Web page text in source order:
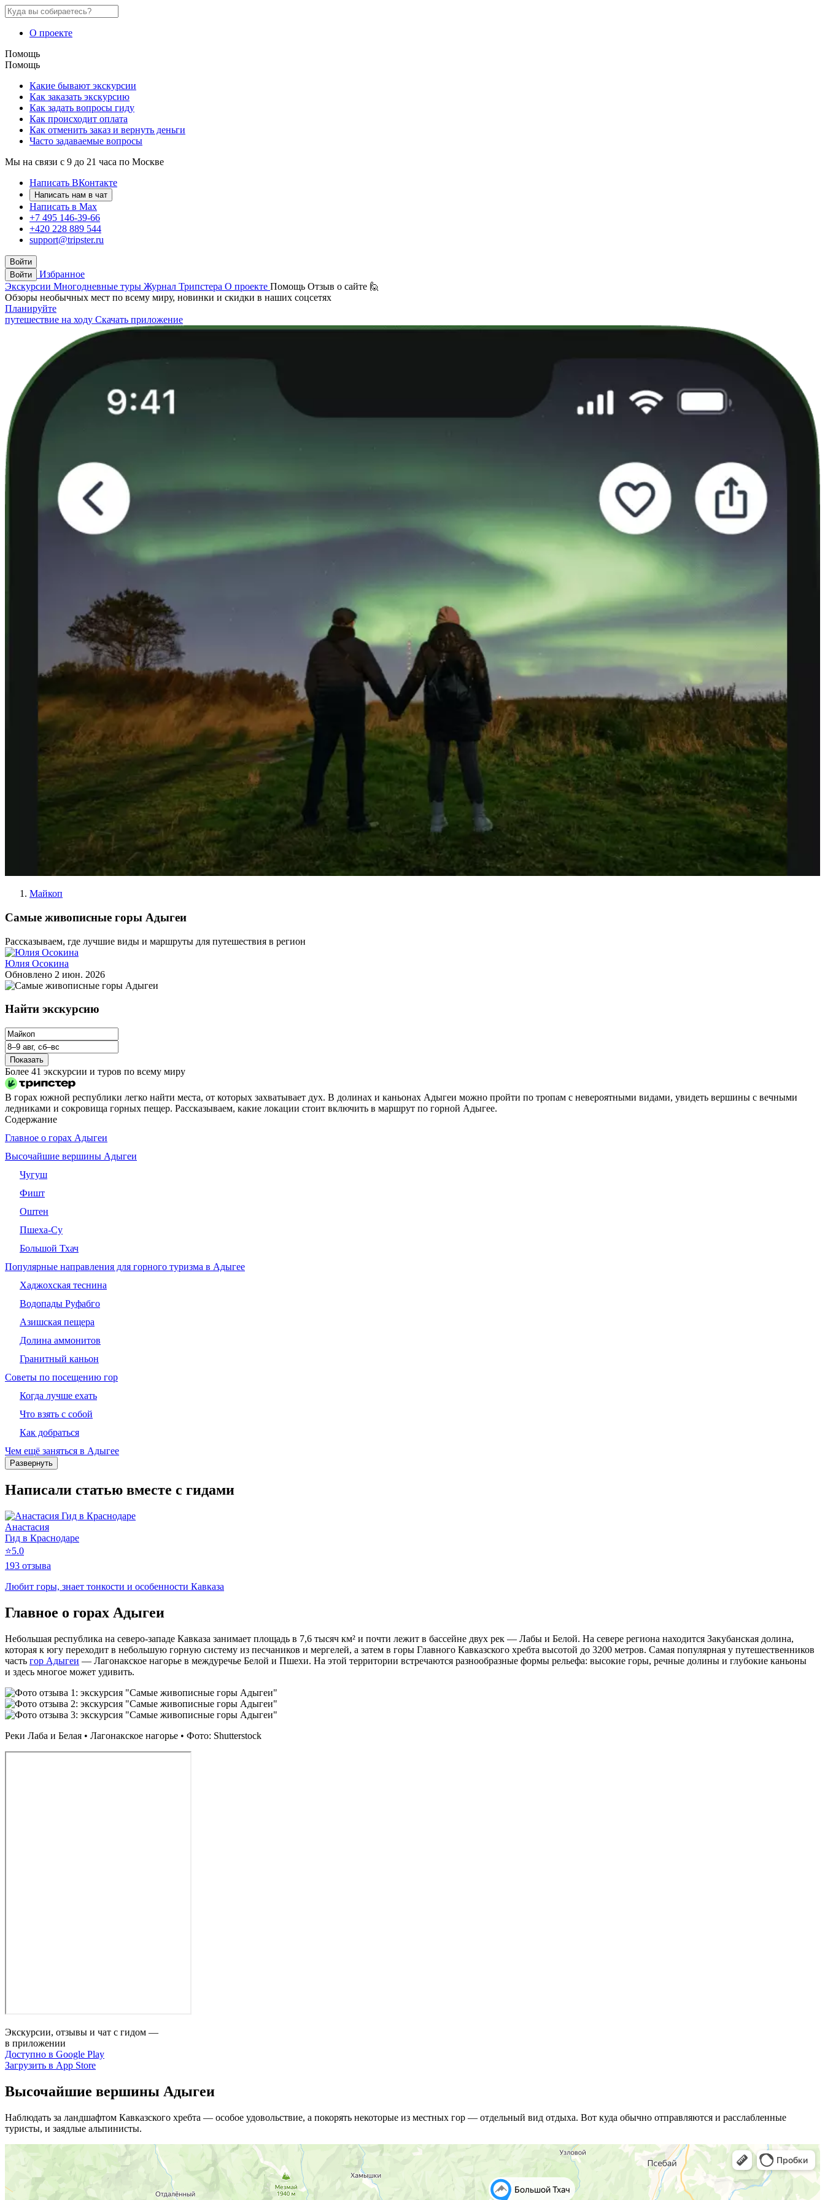
О проекте
Помощь
Помощь
Какие бывают экскурсии
Как заказать экскурсию
Как задать вопросы гиду
Как происходит оплата
Как отменить заказ и вернуть деньги
Часто задаваемые вопросы
Мы на связи с 9 до 21 часа по Москве
Написать ВКонтакте
Написать нам в чат
Написать в Max
+7 495 146-39-66
+420 228 889 544
support@tripster.ru
Войти
Войти
Избранное
Экскурсии Многодневные туры Журнал Трипстера О проекте Помощь Отзыв о сайте 🙋
Обзоры необычных мест по всему миру, новинки и скидки в наших соцсетях
Планируйте
путешествие на ходу Скачать приложение
Майкоп
Самые живописные горы Адыгеи
Рассказываем, где лучшие виды и маршруты для путешествия в регион
Юлия Осокина
Обновлено 2 июн. 2026
Найти экскурсию
Показать
Более 41 экскурсии и туров по всему миру
В горах южной республики легко найти места, от которых захватывает дух. В долинах и каньонах Адыгеи можно пройти по тропам с невероятными видами, увидеть вершины с вечными
ледниками и сокровища горных пещер. Рассказываем, какие локации стоит включить в маршрут по горной Адыгее.
Содержание
Главное о горах Адыгеи
Высочайшие вершины Адыгеи
Чугуш
Фишт
Оштен
Пшеха‑Су
Большой Тхач
Популярные направления для горного туризма в Адыгее
Хаджохская теснина
Водопады Руфабго
Азишская пещера
Долина аммонитов
Гранитный каньон
Советы по посещению гор
Когда лучше ехать
Что взять с собой
Как добраться
Чем ещё заняться в Адыгее
Развернуть
Написали статью вместе с гидами
Анастасия
Гид в Краснодаре
⭐5.0
193 отзыва
Любит горы, знает тонкости и особенности Кавказа
Главное о горах Адыгеи
Небольшая республика на северо‑западе Кавказа занимает площадь в 7,6 тысяч км² и почти лежит в бассейне двух рек — Лабы и Белой. На севере региона находится Закубанская долина,
которая к югу переходит в небольшую горную систему из песчаников и мергелей, а затем в горы Главного Кавказского хребта высотой до 3200 метров. Самая популярная у путешественников
часть гор Адыгеи — Лагонакское нагорье в междуречье Белой и Пшехи. На этой территории встречаются разнообразные формы рельефа: высокие горы, речные долины и глубокие каньоны
и здесь многое может удивить.
Реки Лаба и Белая • Лагонакское нагорье • Фото: Shutterstock
Экскурсии, отзывы и чат с гидом —
в приложении
Доступно в Google Play
Загрузить в App Store
Высочайшие вершины Адыгеи
Наблюдать за ландшафтом Кавказского хребта — особое удовольствие, а покорять некоторые из местных гор — отдельный вид отдыха. Вот куда обычно отправляются и расслабленные
туристы, и заядлые альпинисты.